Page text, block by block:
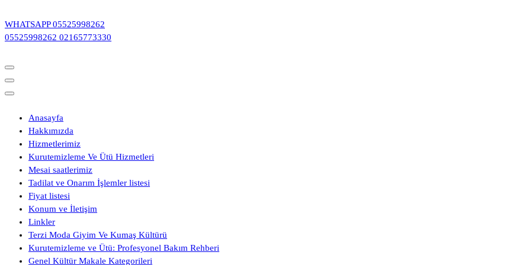
geç
WHATSAPP 05525998262
05525998262 02165773330
Anasayfa
Hakkımızda
Hizmetlerimiz
Kurutemizleme Ve Ütü Hizmetleri
Mesai saatlerimiz
Tadilat ve Onarım İşlemler listesi
Fiyat listesi
Konum ve İletişim
Linkler
Terzi Moda Giyim Ve Kumaş Kültürü
Kurutemizleme ve Ütü: Profesyonel Bakım Rehberi
Genel Kültür Makale Kategorileri